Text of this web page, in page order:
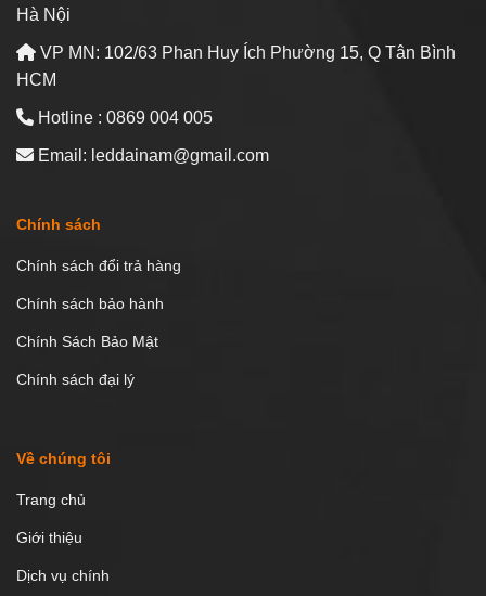
Hà Nội
VP MN: 102/63 Phan Huy Ích Phường 15, Q Tân Bình
HCM
Hotline : 0869 004 005
Email: leddainam@gmail.com
Chính sách
Chính sách đổi trả hàng
Chính sách bảo hành
Chính Sách Bảo Mật
Chính sách đại lý
Về chúng tôi
Trang chủ
Giới thiệu
Dịch vụ chính